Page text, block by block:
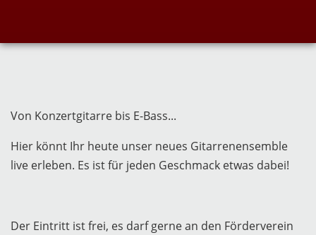
Von Konzertgitarre bis E-Bass...
Hier könnt Ihr heute unser neues Gitarrenensemble
live erleben. Es ist für jeden Geschmack etwas dabei!
Der Eintritt ist frei, es darf gerne an den Förderverein